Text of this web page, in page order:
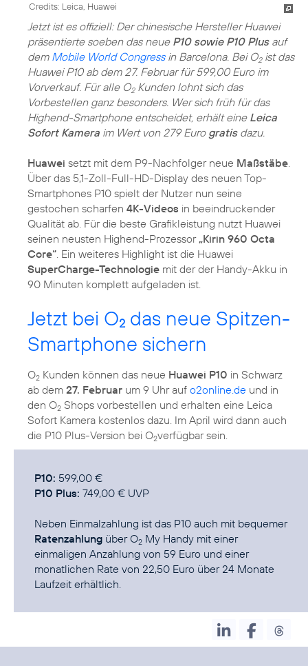
Credits: Leica, Huawei
Jetzt ist es offiziell: Der chinesische Hersteller Huawei
präsentierte soeben das neue P10 sowie P10 Plusauf
dem Mobile World Congressin Barcelona. Bei O2ist das
Huawei P10 ab dem 27. Februar für 599,00 Euro im
Vorverkauf. Für alle O2Kunden lohnt sich das
Vorbestellen ganz besonders. Wer sich früh für das
Highend-Smartphone entscheidet, erhält eine Leica
Sofort Kamera im Wert von 279 Euro gratisdazu.
Huawei setzt mit dem P9-Nachfolger neue Maßstäbe
Über das 5,1-Zoll-Full-HD-Display des neuen Top-
Smartphones P10 spielt der Nutzer nun seine
gestochen scharfen 4K-Videos in beeindruckender
Qualität ab. Für die beste Grafikleistung nutzt Huawei
seinen neusten Highend-Prozessor „Kirin 960 Octa
Core“ . Ein weiteres Highlight ist die Huawei
SuperCharge-Technologie mit der der Handy-Akku in
90 Minuten komplett aufgeladen ist.
Jetzt bei O2 das neue Spitzen-
Smartphone sichern
O2 Kunden können das neue Huawei P10 in Schwarz
ab dem 27. Februar um 9 Uhr auf o2online.de und in
den O2 Shops vorbestellen und erhalten eine Leica
Sofort Kamera kostenlos dazu. Im April wird dann auch
die P10 Plus-Version bei O2verfügbar sein.
P10:
P10 Plus: 749,00 € UVP
Neben Einmalzahlung ist das P10 auch mit bequemer
Ratenzahlung überO2 My Handy mit einer
einmaligen Anzahlung von 59 Euro und einer
monatlichen Rate von 22,50 Euro über 24 Monate
Laufzeit erhältlich.